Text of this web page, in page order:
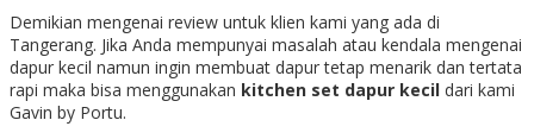
Demikian mengenai review untuk klien kami yang ada di
Tangerang. Jika Anda mempunyai masalah atau kendala mengenai
dapur kecil namun ingin membuat dapur tetap menarik dan tertata
rapi maka bisa menggunakan kitchen set dapur kecil dari kami
Gavin by Portu.